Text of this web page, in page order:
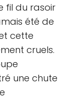
fil du rasoir
été de
cette
cruels.
une chute